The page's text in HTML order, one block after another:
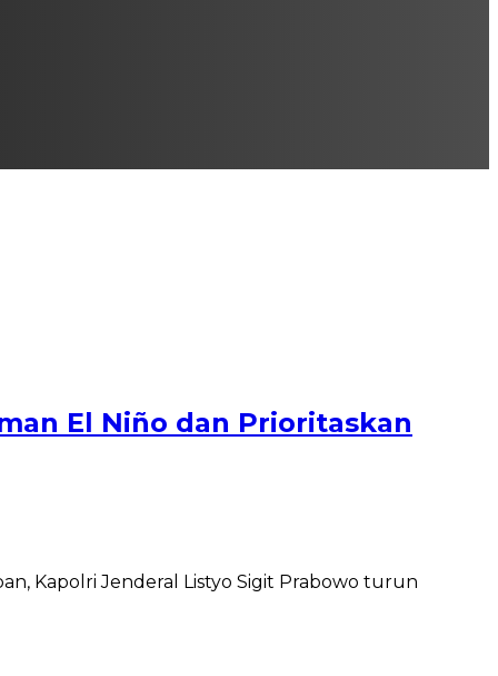
El Niño dan Prioritaskan
Kapolri Jenderal Listyo Sigit Prabowo turun